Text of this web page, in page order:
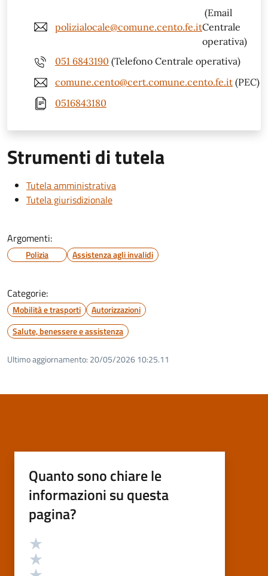
polizialocale@comune.cento.fe.it
(Email
Centrale
operativa)
051 6843190 (Telefono Centrale operativa)
comune.cento@cert.comune.cento.fe.it (PEC)
0516843180
Strumenti di tutela
Tutela amministrativa
Tutela giurisdizionale
Argomenti:
Polizia Assistenza agli invalidi
Categorie:
Mobilità e trasporti
Autorizzazioni
Salute, benessere e assistenza
Ultimo aggiornamento: 20/05/2026 10:25.11
Quanto sono chiare le
informazioni su questa
pagina?
Valutazione